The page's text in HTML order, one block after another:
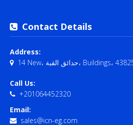
Contact Details
Address:
Call Us:
+201064452320
Email:
sales@icn-eg.com